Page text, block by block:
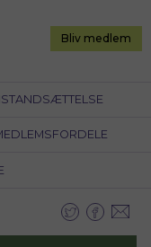
ISTANDSÆTTELSE
Bliv medlem